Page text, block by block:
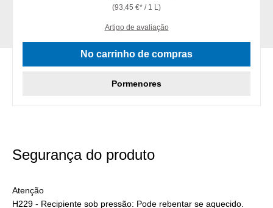
(93,45 €* / 1 L)
Artigo de avaliação
No carrinho de compras
Pormenores
Segurança do produto
Atenção
H229 - Recipiente sob pressão: Pode rebentar se aquecido.